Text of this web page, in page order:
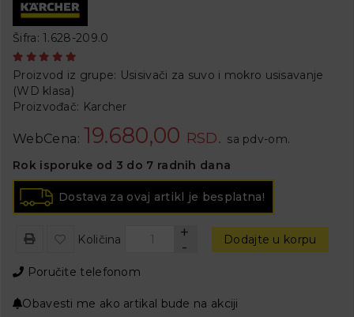
Šifra: 1.628-209.0
Proizvod iz grupe: Usisivači za suvo i mokro usisavanje
(WD klasa)
Proizvođač: Karcher
WebCena: 19.680,00 RSD. sa pdv-om.
Rok isporuke od 3 do 7 radnih dana
Dostava za ovaj artikl je besplatna!
Količina -
+ Dodajte u korpu
Poručite telefonom
Obavesti me ako artikal bude na akciji